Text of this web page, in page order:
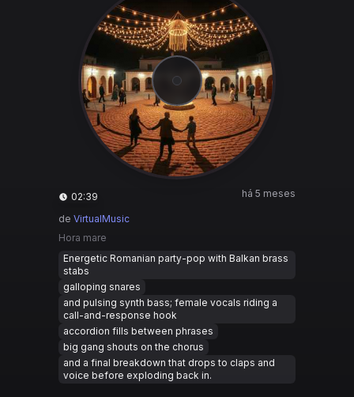
02:39 há 5 meses
de VirtualMusic
Hora mare
Energetic Romanian party-pop with Balkan brass
stabs
galloping snares
and pulsing synth bass; female vocals riding a
call-and-response hook
accordion fills between phrases
big gang shouts on the chorus
and a final breakdown that drops to claps and
voice before exploding back in.